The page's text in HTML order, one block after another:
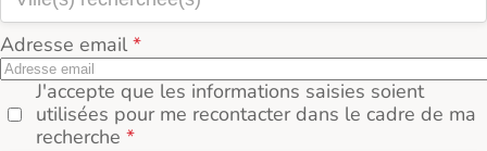
Adresse email
J'accepte que les informations saisies soient
utilisées pour me recontacter dans le cadre de ma
recherche